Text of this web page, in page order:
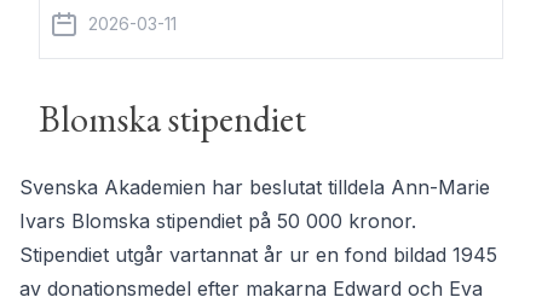
författare och översättare. Hon debuterade 2006 med
det prosalyriska verket En
2026-03-11
Blomska stipendiet
Svenska Akademien har beslutat tilldela Ann-Marie
Ivars Blomska stipendiet på 50 000 kronor.
Stipendiet utgår vartannat år ur en fond bildad 1945
av donationsmedel efter makarna Edward och Eva